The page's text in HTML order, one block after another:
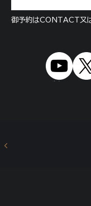
御予約はCONTACT又
・ヘラヘラ三銃士、
・N,E,O LIVEゲスト
・日韓交流おまつり 出演
・KCON出演